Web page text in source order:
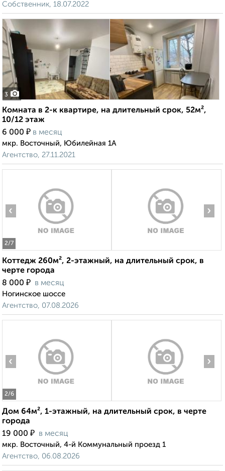
Собственник, 18.07.2022
3
Комната в 2-к квартире, на длительный срок, 52м²,
10/12 этаж
6 000 ₽ в месяц
мкр. Восточный, Юбилейная 1А
Агентство, 27.11.2021
2/7
‹ ›
Коттедж 260м², 2-этажный, на длительный срок, в
черте города
8 000 ₽ в месяц
Ногинское шоссе
Агентство, 07.08.2026
2/6
‹ ›
Дом 64м², 1-этажный, на длительный срок, в черте
города
19 000 ₽ в месяц
мкр. Восточный, 4-й Коммунальный проезд 1
Агентство, 06.08.2026